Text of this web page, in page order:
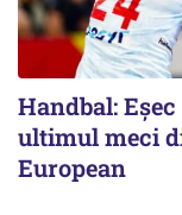
Handbal:
ultimul meci
European